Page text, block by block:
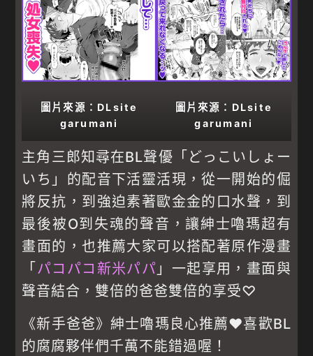
圖片來源：DLsite
garumani
圖片來源：DLsite
garumani
主角三郎知尋在BL聲優「どっこいしょー
いち」的配音下活靈活現，從一開始的倔
將反抗，到強迫素著歐金金的口水聲，到
最後被O到失魂的聲音，讓紳士嚕瑪超有
畫面的，也推薦大家可以搭配著原作漫畫
「 パコパコ新米パパ 」一起享用，畫面與
聲音結合，雙倍的爸爸雙倍的享受♡
《新手爸爸》紳士嚕瑪良心推薦♥喜歡BL
的腐腐夥伴們千萬不能錯過喔！